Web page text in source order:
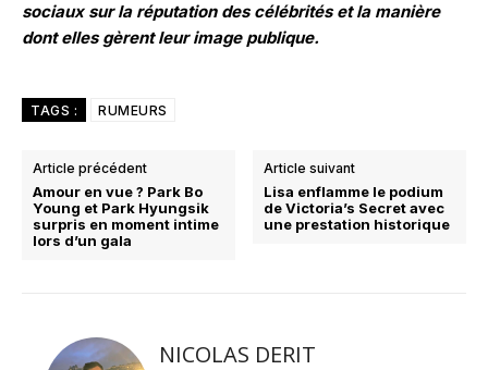
sociaux sur la réputation des célébrités et la manière
dont elles gèrent leur image publique.
TAGS : RUMEURS
Article précédent
Amour en vue ? Park Bo
Young et Park Hyungsik
surpris en moment intime
lors d’un gala
Article suivant
Lisa enflamme le podium
de Victoria’s Secret avec
une prestation historique
NICOLAS DERIT